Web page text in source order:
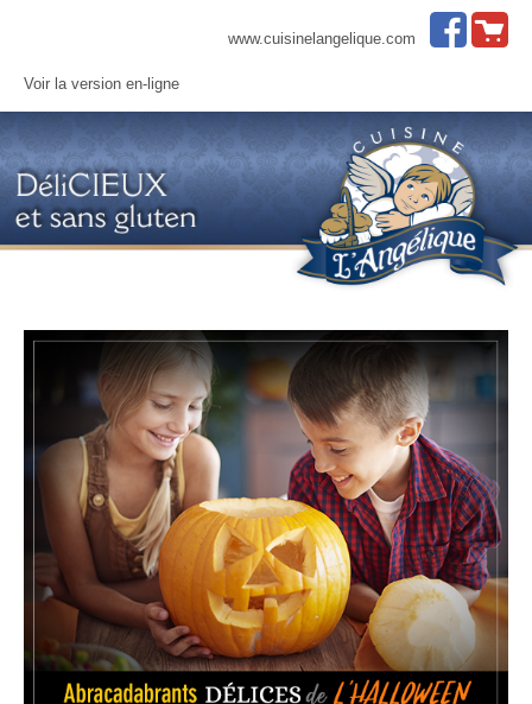
www.cuisinelangelique.com
Voir la version en-ligne